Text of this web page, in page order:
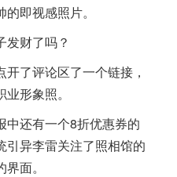
即视感照片。
发财了吗？
了评论区了一个链接，
形象照。
中还有一个8折优惠券的
引异李雷关注了照相馆的
面。